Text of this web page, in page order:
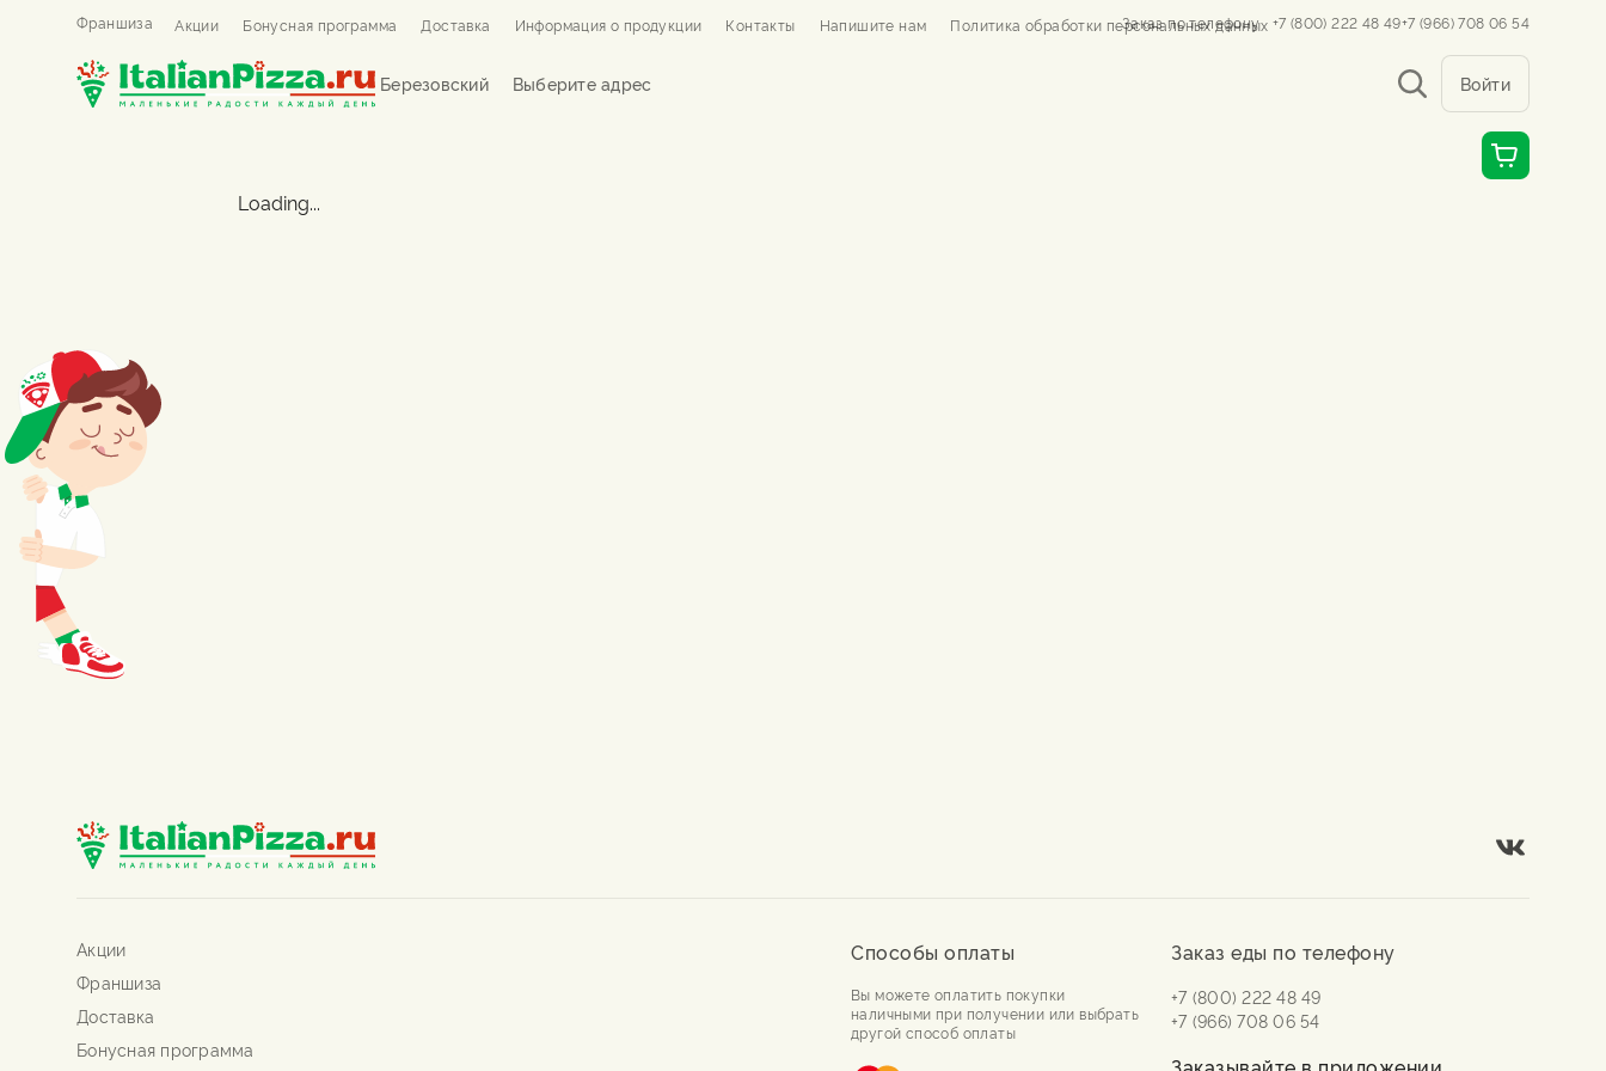
Франшиза Акции Бонусная программа Доставка Информация о продукции Контакты Напишите нам Политика обработки персональных данных
Заказ по телефону +7 (800) 222 48 49+7 (966) 708 06 54
Березовский Выберите адрес Войти
Loading...
Акции
Франшиза
Доставка
Бонусная программа
Способы оплаты
Вы можете оплатить покупки
наличными при получении или выбрать
другой способ оплаты
Заказ еды по телефону
+7 (800) 222 48 49
+7 (966) 708 06 54